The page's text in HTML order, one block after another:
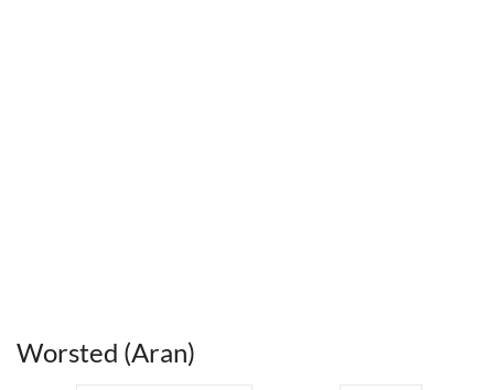
Worsted (Aran)